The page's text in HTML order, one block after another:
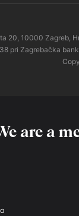
20, 10000 Zagreb,
pri Zagrebačka
are a